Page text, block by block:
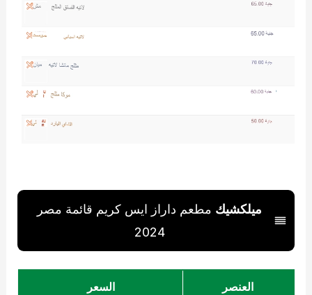
ميلكشيك مطعم داراز ايس كريم قائمة مصر
2024
العنصر السعر